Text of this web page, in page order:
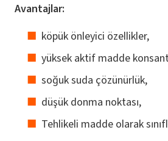
Avantajlar:
köpük önleyici özellikler,
yüksek aktif madde
soğuk suda çözünürlük,
düşük donma noktası,
Tehlikeli madde olarak